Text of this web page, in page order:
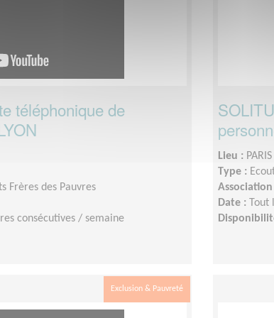
téléphonique de
Frères des Pauvres
consécutives / semaine
Lieu :
Type :
Association
Date :
Exclusion & Pauvreté